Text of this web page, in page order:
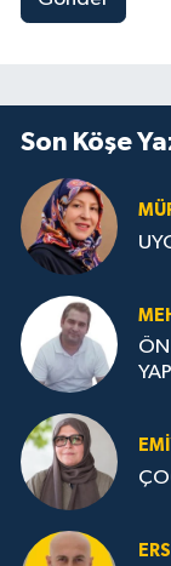
Son Köşe
ÖN